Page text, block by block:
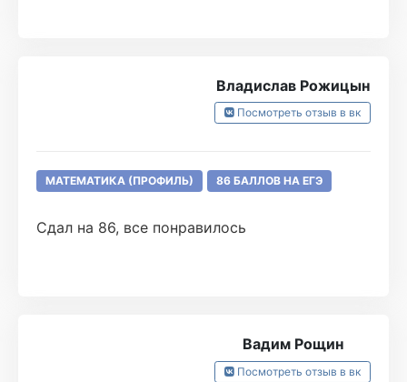
Владислав Рожицын
Посмотреть отзыв в вк
МАТЕМАТИКА (ПРОФИЛЬ) 86 БАЛЛОВ НА ЕГЭ
Сдал на 86, все понравилось
Вадим Рощин
Посмотреть отзыв в вк